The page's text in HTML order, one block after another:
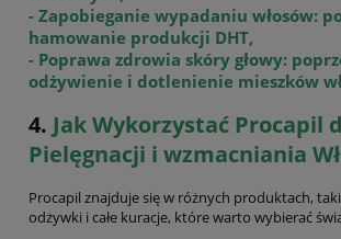
- Zapobieganie wypadaniu włosów:
hamowanie produkcji DHT,
- Poprawa zdrowia skóry głowy:
odżywienie i dotlenienie mieszków
4. Jak Wykorzystać Procapil
Pielęgnacji i wzmacniania
Procapil znajduje się w różnych produktach,
odżywki i całe kuracje, które warto wybierać